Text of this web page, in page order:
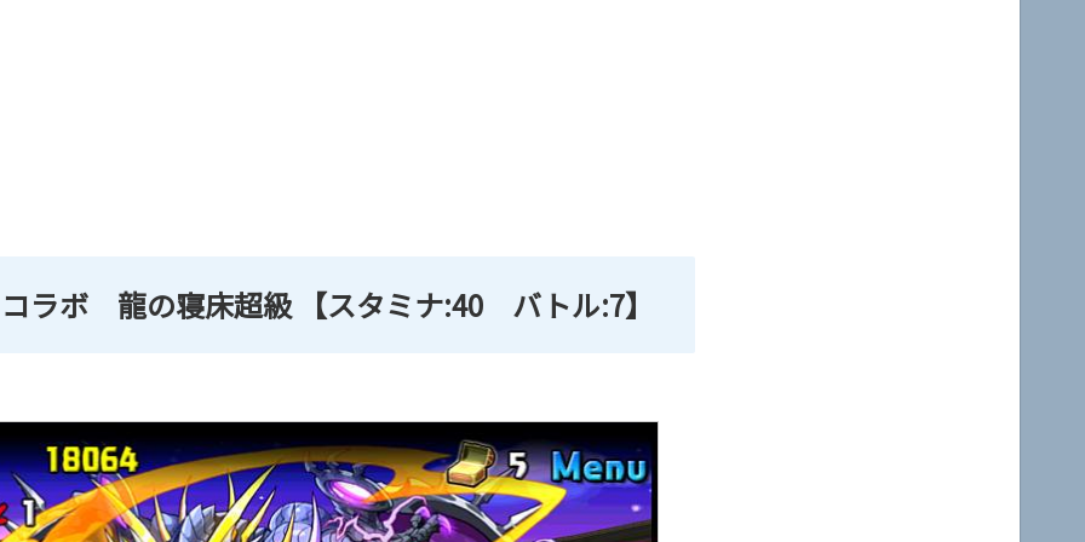
ラボ 龍の寝床超級 【スタミナ:40 バトル:7】